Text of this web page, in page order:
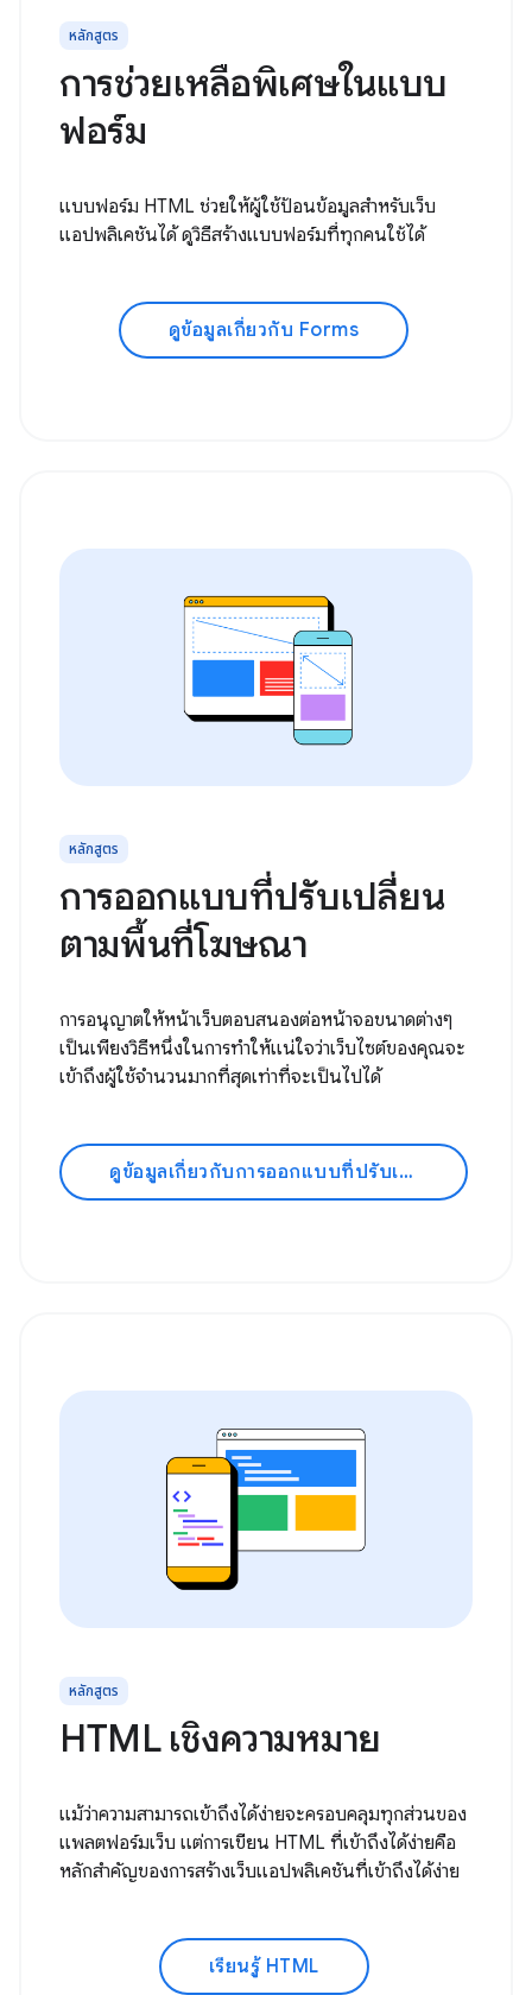
หลักสูตร
การช่วยเหลือพิเศษในแบบ
ฟอร์ม
แบบฟอร์ม HTML ช่วยให้ผู้ใช้ป้อนข้อมูลสำหรับเว็บ
แอปพลิเคชันได้ ดูวิธีสร้างแบบฟอร์มที่ทุกคนใช้ได้
ดูข้อมูลเกี่ยวกับ Forms
หลักสูตร
การออกแบบที่ปรับเปลี่ยน
ตามพื้นที่โฆษณา
การอนุญาตให้หน้าเว็บตอบสนองต่อหน้าจอขนาดต่างๆ
เป็นเพียงวิธีหนึ่งในการทำให้แน่ใจว่าเว็บไซต์ของคุณจะ
เข้าถึงผู้ใช้จำนวนมากที่สุดเท่าที่จะเป็นไปได้
ดูข้อมูลเกี่ยวกับการออกแบบที่ปรับเปลี่ยนตามอุปกรณ์
หลักสูตร
HTML เชิงความหมาย
แม้ว่าความสามารถเข้าถึงได้ง่ายจะครอบคลุมทุกส่วนของ
แพลตฟอร์มเว็บ แต่การเขียน HTML ที่เข้าถึงได้ง่ายคือ
หลักสำคัญของการสร้างเว็บแอปพลิเคชันที่เข้าถึงได้ง่าย
เรียนรู้ HTML